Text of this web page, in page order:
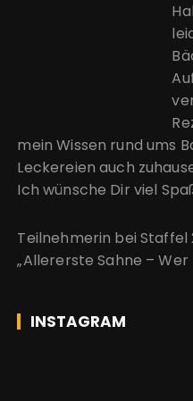
mein Wissen rund ums
Leckereien auch
Ich wünsche Dir viel
Teilnehmerin bei Staffel
„Allererste Sahne –
INSTAGRAM